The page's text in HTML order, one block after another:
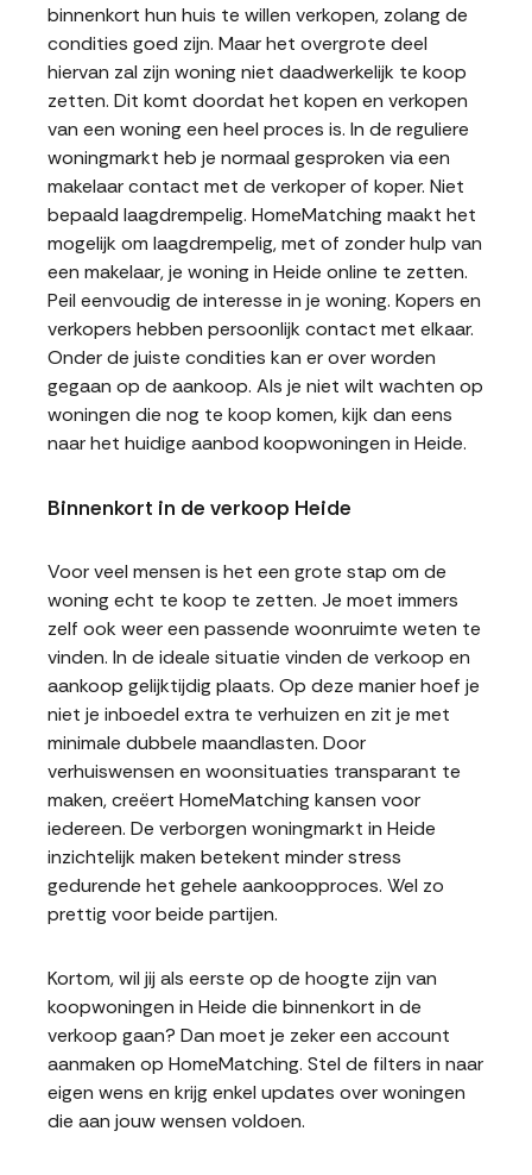
binnenkort hun huis te willen verkopen, zolang de
condities goed zijn. Maar het overgrote deel
hiervan zal zijn woning niet daadwerkelijk te koop
zetten. Dit komt doordat het kopen en verkopen
van een woning een heel proces is. In de reguliere
woningmarkt heb je normaal gesproken via een
makelaar contact met de verkoper of koper. Niet
bepaald laagdrempelig. HomeMatching maakt het
mogelijk om laagdrempelig, met of zonder hulp van
een makelaar, je woning in Heide online te zetten.
Peil eenvoudig de interesse in je woning. Kopers en
verkopers hebben persoonlijk contact met elkaar.
Onder de juiste condities kan er over worden
gegaan op de aankoop. Als je niet wilt wachten op
woningen die nog te koop komen, kijk dan eens
naar het huidige aanbod koopwoningen in Heide.
Binnenkort in de verkoop Heide
Voor veel mensen is het een grote stap om de
woning echt te koop te zetten. Je moet immers
zelf ook weer een passende woonruimte weten te
vinden. In de ideale situatie vinden de verkoop en
aankoop gelijktijdig plaats. Op deze manier hoef je
niet je inboedel extra te verhuizen en zit je met
minimale dubbele maandlasten. Door
verhuiswensen en woonsituaties transparant te
maken, creëert HomeMatching kansen voor
iedereen. De verborgen woningmarkt in Heide
inzichtelijk maken betekent minder stress
gedurende het gehele aankoopproces. Wel zo
prettig voor beide partijen.
Kortom, wil jij als eerste op de hoogte zijn van
koopwoningen in Heide die binnenkort in de
verkoop gaan? Dan moet je zeker een account
aanmaken op HomeMatching. Stel de filters in naar
eigen wens en krijg enkel updates over woningen
die aan jouw wensen voldoen.